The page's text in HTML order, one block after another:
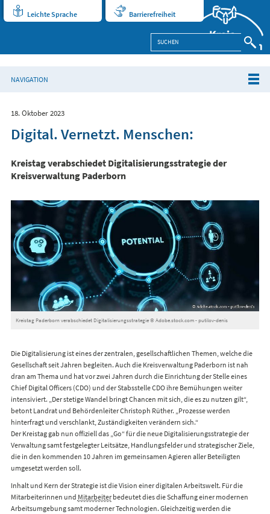
Leichte Sprache Barrierefreiheit
NAVIGATION
18. Oktober 2023
Digital. Vernetzt. Menschen:
Kreistag verabschiedet Digitalisierungsstrategie der
Kreisverwaltung Paderborn
Kreistag Paderborn verabschiedet Digitalisierungsstrategie © Adobe.stock.com - putilov-denis
Die Digitalisierung ist eines der zentralen, gesellschaftlichen Themen, welche die
Gesellschaft seit Jahren begleiten. Auch die Kreisverwaltung Paderborn ist nah
dran am Thema und hat vor zwei Jahren durch die Einrichtung der Stelle eines
Chief Digital Officers (CDO) und der Stabsstelle CDO ihre Bemühungen weiter
intensiviert. „Der stetige Wandel bringt Chancen mit sich, die es zu nutzen gilt“,
betont Landrat und Behördenleiter Christoph Rüther. „Prozesse werden
hinterfragt und verschlankt, Zuständigkeiten verändern sich.“
Der Kreistag gab nun offiziell das „Go“ für die neue Digitalisierungsstrategie der
Verwaltung samt festgelegter Leitsätze, Handlungsfelder und strategischer Ziele,
die in den kommenden 10 Jahren im gemeinsamen Agieren aller Beteiligten
umgesetzt werden soll.
Inhalt und Kern der Strategie ist die Vision einer digitalen Arbeitswelt. Für die
Mitarbeiterinnen und Mitarbeiterbedeutet dies die Schaffung einer modernen
Arbeitsumgebung samt moderner Technologien. Gleichzeitig werden die